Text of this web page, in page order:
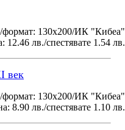
130х200/ИК "Кибеа"
12.46 лв./спестявате 1.54 лв.
век
130х200/ИК "Кибеа"
8.90 лв./спестявате 1.10 лв.